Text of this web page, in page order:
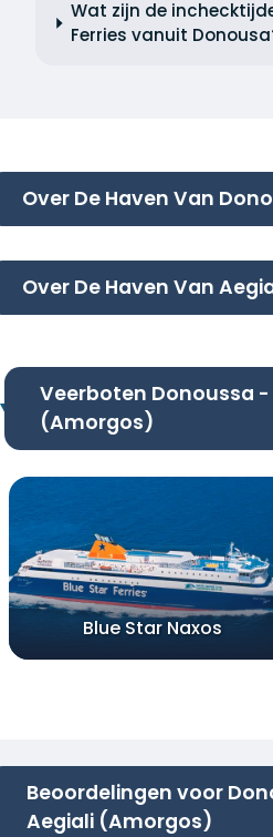
Wat zijn de
Ferries vanuit
Over De Haven Van
Over De Haven Van
Veerboten Donoussa -
(Amorgos)
Blue Star Naxos
Beoordelingen voor
Aegiali (Amorgos)